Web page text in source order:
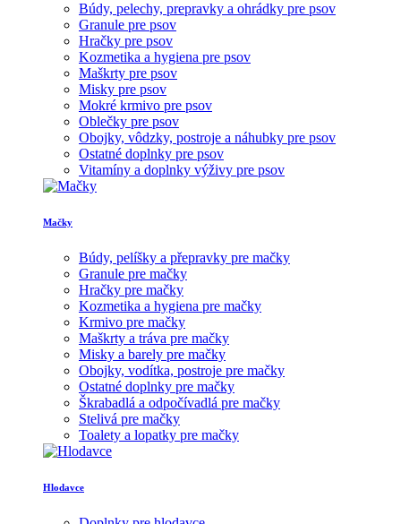
Búdy, pelechy, prepravky a ohrádky pre psov
Granule pre psov
Hračky pre psov
Kozmetika a hygiena pre psov
Maškrty pre psov
Misky pre psov
Mokré krmivo pre psov
Oblečky pre psov
Obojky, vôdzky, postroje a náhubky pre psov
Ostatné doplnky pre psov
Vitamíny a doplnky výživy pre psov
Mačky
Búdy, pelíšky a přepravky pre mačky
Granule pre mačky
Hračky pre mačky
Kozmetika a hygiena pre mačky
Krmivo pre mačky
Maškrty a tráva pre mačky
Misky a barely pre mačky
Obojky, vodítka, postroje pre mačky
Ostatné doplnky pre mačky
Škrabadlá a odpočívadlá pre mačky
Stelivá pre mačky
Toalety a lopatky pre mačky
Hlodavce